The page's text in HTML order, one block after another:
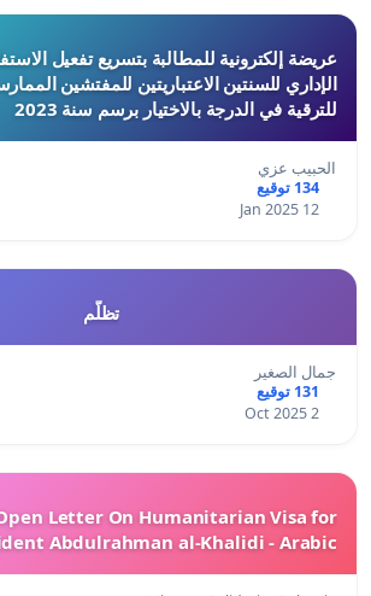
عريضة إلكترونية للمطالبة بتسريع تفعيل
الإداري للسنتين الاعتباريتين للمفتشين
للترقية في الدرجة بالاختيار برسم سنة 2023
الحبيب عزي
134 توقيع
12 Jan 2025
تظلّم
جمال الصغير
131 توقيع
2 Oct 2025
Letter On Humanitarian Visa for
Abdulrahman al-Khalidi - Arabic